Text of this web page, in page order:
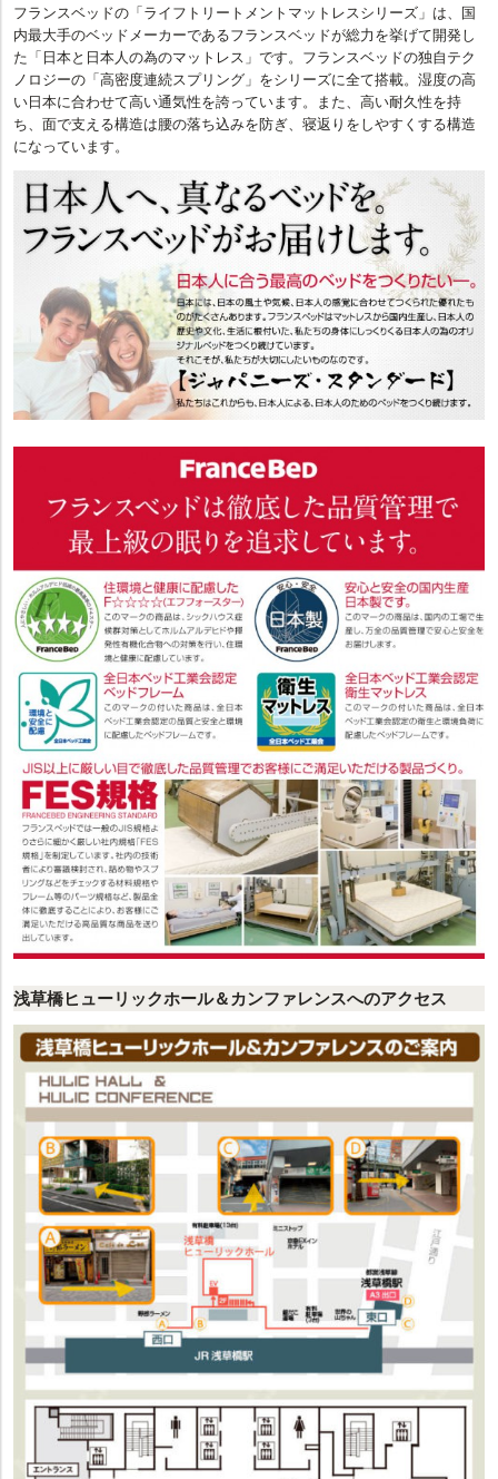
フランスベッドの「ライフトリートメントマットレスシリーズ」は、国
内最大手のベッドメーカーであるフランスベッドが総力を挙げて開発し
た「日本と日本人の為のマットレス」です。フランスベッドの独自テク
ノロジーの「高密度連続スプリング」をシリーズに全て搭載。湿度の高
い日本に合わせて高い通気性を誇っています。また、高い耐久性を持
ち、面で支える構造は腰の落ち込みを防ぎ、寝返りをしやすくする構造
になっています。
浅草橋ヒューリックホール＆カンファレンスへのアクセス